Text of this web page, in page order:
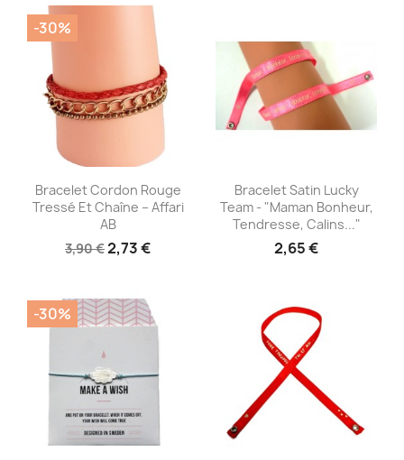
Aperçu rapide
Bracelet Cordon Rouge
Tressé Et Chaîne – Affari
AB
3,90 €2,73 €
-30%
Aperçu rapide
Bracelet Satin Lucky
Team - "Maman Bonheur,
Tendresse, Calins..."
2,65 €
-30%